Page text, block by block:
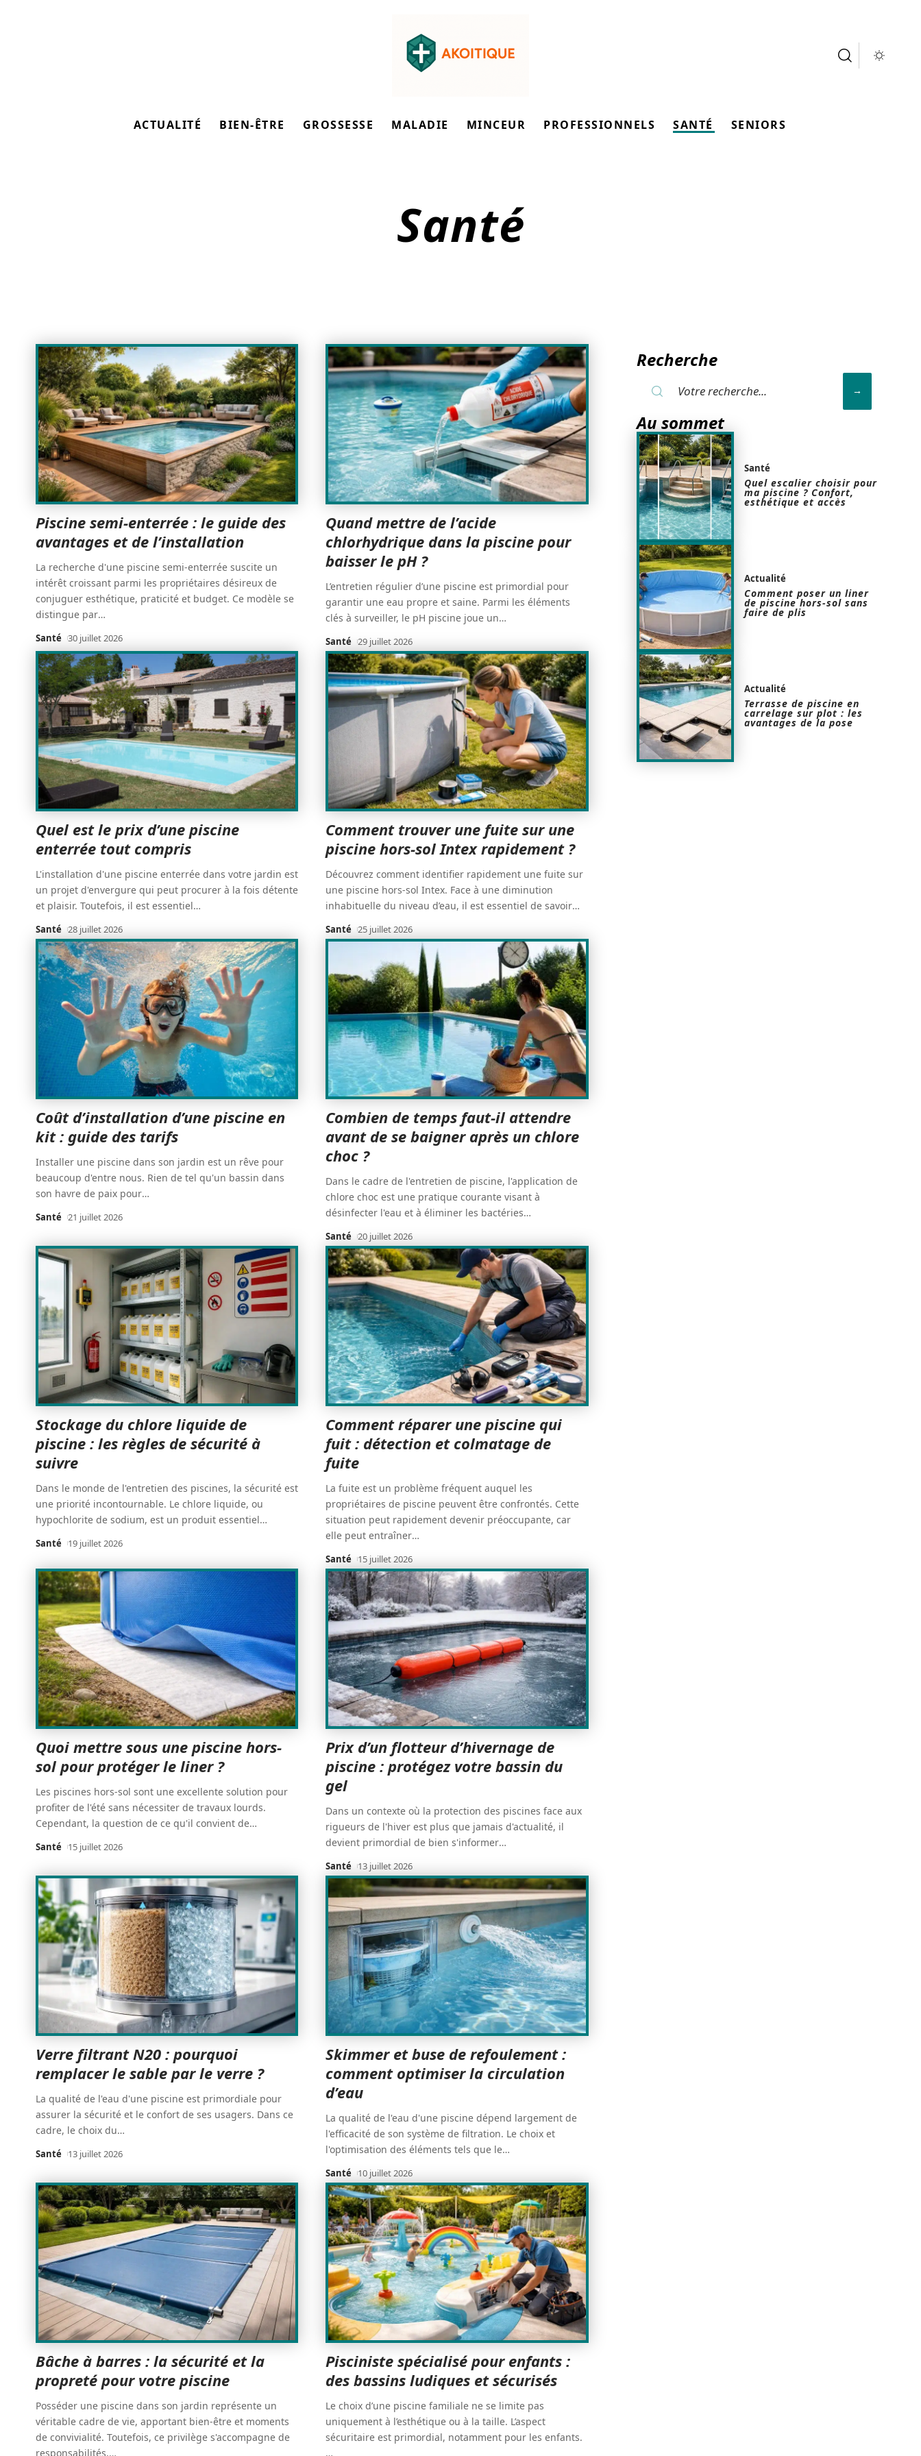
ACTUALITÉ BIEN-ÊTRE GROSSESSE MALADIE MINCEUR PROFESSIONNELS SANTÉ SENIORS
Santé
Piscine semi-enterrée : le guide des
avantages et de l’installation
La recherche d'une piscine semi-enterrée suscite un
intérêt croissant parmi les propriétaires désireux de
conjuguer esthétique, praticité et budget. Ce modèle se
distingue par…
Santé 30 juillet 2026
Quand mettre de l’acide
chlorhydrique dans la piscine pour
baisser le pH ?
L’entretien régulier d’une piscine est primordial pour
garantir une eau propre et saine. Parmi les éléments
clés à surveiller, le pH piscine joue un…
Santé 29 juillet 2026
Quel est le prix d’une piscine
enterrée tout compris
L'installation d'une piscine enterrée dans votre jardin est
un projet d'envergure qui peut procurer à la fois détente
et plaisir. Toutefois, il est essentiel…
Santé 28 juillet 2026
Comment trouver une fuite sur une
piscine hors-sol Intex rapidement ?
Découvrez comment identifier rapidement une fuite sur
une piscine hors-sol Intex. Face à une diminution
inhabituelle du niveau d’eau, il est essentiel de savoir…
Santé 25 juillet 2026
Coût d’installation d’une piscine en
kit : guide des tarifs
Installer une piscine dans son jardin est un rêve pour
beaucoup d'entre nous. Rien de tel qu'un bassin dans
son havre de paix pour…
Santé 21 juillet 2026
Combien de temps faut-il attendre
avant de se baigner après un chlore
choc ?
Dans le cadre de l'entretien de piscine, l'application de
chlore choc est une pratique courante visant à
désinfecter l'eau et à éliminer les bactéries…
Santé 20 juillet 2026
Stockage du chlore liquide de
piscine : les règles de sécurité à
suivre
Dans le monde de l'entretien des piscines, la sécurité est
une priorité incontournable. Le chlore liquide, ou
hypochlorite de sodium, est un produit essentiel…
Santé 19 juillet 2026
Comment réparer une piscine qui
fuit : détection et colmatage de
fuite
La fuite est un problème fréquent auquel les
propriétaires de piscine peuvent être confrontés. Cette
situation peut rapidement devenir préoccupante, car
elle peut entraîner…
Santé 15 juillet 2026
Quoi mettre sous une piscine hors-
sol pour protéger le liner ?
Les piscines hors-sol sont une excellente solution pour
profiter de l'été sans nécessiter de travaux lourds.
Cependant, la question de ce qu'il convient de…
Santé 15 juillet 2026
Prix d’un flotteur d’hivernage de
piscine : protégez votre bassin du
gel
Dans un contexte où la protection des piscines face aux
rigueurs de l'hiver est plus que jamais d'actualité, il
devient primordial de bien s'informer…
Santé 13 juillet 2026
Verre filtrant N20 : pourquoi
remplacer le sable par le verre ?
La qualité de l'eau d'une piscine est primordiale pour
assurer la sécurité et le confort de ses usagers. Dans ce
cadre, le choix du…
Santé 13 juillet 2026
Skimmer et buse de refoulement :
comment optimiser la circulation
d’eau
La qualité de l'eau d'une piscine dépend largement de
l'efficacité de son système de filtration. Le choix et
l'optimisation des éléments tels que le…
Santé 10 juillet 2026
Bâche à barres : la sécurité et la
propreté pour votre piscine
Posséder une piscine dans son jardin représente un
véritable cadre de vie, apportant bien-être et moments
de convivialité. Toutefois, ce privilège s'accompagne de
responsabilités,…
Pisciniste spécialisé pour enfants :
des bassins ludiques et sécurisés
Le choix d’une piscine familiale ne se limite pas
uniquement à l’esthétique ou à la taille. L’aspect
sécuritaire est primordial, notamment pour les enfants.
…
Recherche
Au sommet
Santé
Quel escalier choisir pour
ma piscine ? Confort,
esthétique et accès
Actualité
Comment poser un liner
de piscine hors-sol sans
faire de plis
Actualité
Terrasse de piscine en
carrelage sur plot : les
avantages de la pose